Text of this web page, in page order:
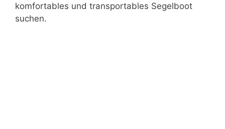
komfortables und transportables Segelboot
suchen.